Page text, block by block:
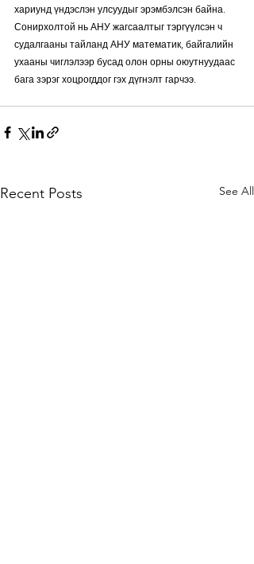
хариунд үндэслэн улсуудыг эрэмбэлсэн байна.
Сонирхолтой нь АНУ жагсаалтыг тэргүүлсэн ч
судалгааны тайланд АНУ математик, байгалийн
ухааны чиглэлээр бусад олон орны оюутнуудаас
бага зэрэг хоцрогддог гэх дүгнэлт гарчээ.
Recent Posts See All